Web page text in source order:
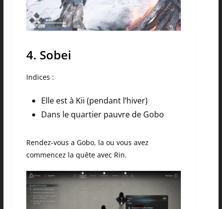
4. Sobei
Indices :
Elle est à Kii (pendant l’hiver)
Dans le quartier pauvre de Gobo
Rendez-vous a Gobo, la ou vous avez
commencez la quête avec Rin.